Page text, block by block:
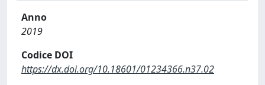
Anno
2019
Codice DOI
https://dx.doi.org/10.18601/01234366.n37.02